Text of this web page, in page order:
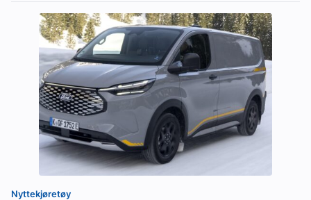
Nyttekjøretøy